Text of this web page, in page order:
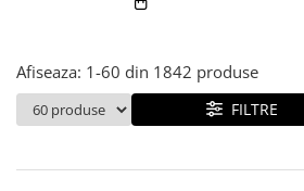
Solutii si lavete de curatare
bijuterii argint
Afiseaza: 1-60 din 1842 produse
FILTRE